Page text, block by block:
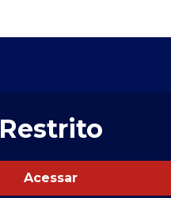
Restrito
Acessar